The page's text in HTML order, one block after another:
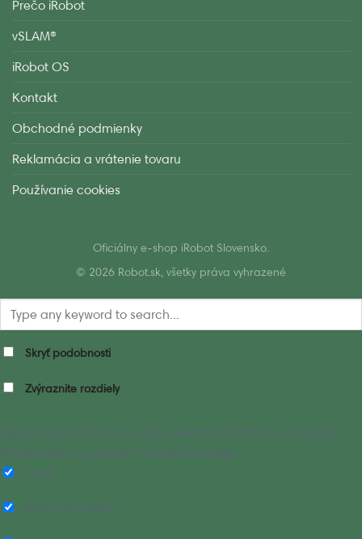
Prečo iRobot
vSLAM®
iRobot OS
Kontakt
Obchodné podmienky
Reklamácia a vrátenie tovaru
Používanie cookies
Oficiálny e-shop iRobot Slovensko.
© 2026 Robot.sk, všetky práva vyhrazené
Skryť podobnosti
Zvýraznite rozdiely
Vyberte polia, ktoré sa majú zobraziť. Ostatné budú skryté.
Potiahnutím a pustením zmeníte poradie.
Cena
Pridať do košíka